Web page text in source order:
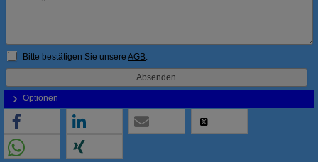
Bitte bestätigen Sie unsereAGB
Optionen